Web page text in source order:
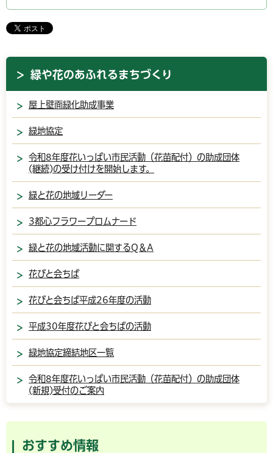
緑や花のあふれるまちづくり
屋上壁面緑化助成事業
緑地協定
令和8年度花いっぱい市民活動（花苗配付）の助成団体
(継続)の受け付けを開始します。
緑と花の地域リーダー
3都心フラワープロムナード
緑と花の地域活動に関するQ＆A
花びと会ちば
花びと会ちば平成26年度の活動
平成30年度花びと会ちばの活動
緑地協定締結地区一覧
令和8年度花いっぱい市民活動（花苗配付）の助成団体
(新規)受付のご案内
おすすめ情報